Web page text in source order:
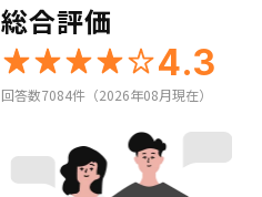
総合評価
4.3
回答数7084件（2026年08月現在）